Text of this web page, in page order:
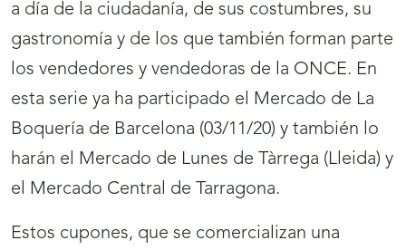
a día de la ciudadanía, de sus costumbres, su
gastronomía y de los que también forman parte
los vendedores y vendedoras de la ONCE. En
esta serie ya ha participado el Mercado de La
Boquería de Barcelona (03/11/20) y también lo
harán el Mercado de Lunes de Tàrrega (Lleida) y
el Mercado Central de Tarragona.
Estos cupones, que se comercializan una